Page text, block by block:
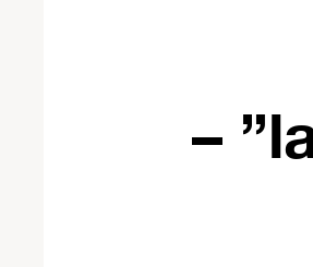
laptop disassemble “For beginners” –